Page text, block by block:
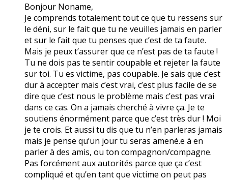
Bonjour Noname,
Je comprends totalement tout ce que tu ressens sur
le déni, sur le fait que tu ne veuilles jamais en parler
et sur le fait que tu penses que c’est de ta faute.
Mais je peux t’assurer que ce n’est pas de ta faute !
Tu ne dois pas te sentir coupable et rejeter la faute
sur toi. Tu es victime, pas coupable. Je sais que c’est
dur à accepter mais c’est vrai, c’est plus facile de se
dire que c’est nous le problème mais c’est pas vrai
dans ce cas. On a jamais cherché à vivre ça. Je te
soutiens énormément parce que c’est très dur ! Moi
je te crois. Et aussi tu dis que tu n’en parleras jamais
mais je pense qu’un jour tu seras amené.e à en
parler à des amis, ou ton compagnon/compagne.
Pas forcément aux autorités parce que ça c’est
compliqué et qu’en tant que victime on peut pas